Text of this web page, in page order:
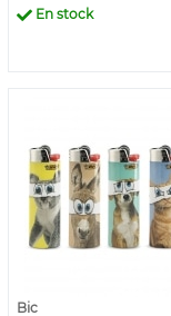
En stock
Bic